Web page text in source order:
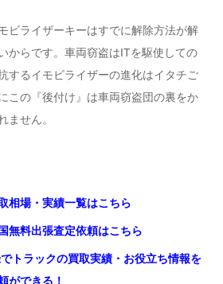
ビライザーキーはすでに解除方法が解
からです。車両窃盗はITを駆使しての
するイモビライザーの進化はイタチご
この『後付け』は車両窃盗団の裏をか
ません。
相場・実績一覧はこちら
無料出張査定依頼はこちら
トラックの買取実績・お役立ち情報を
ができる！